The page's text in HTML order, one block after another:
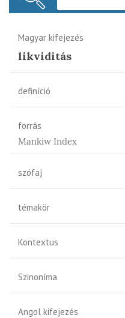
Magyar kifejezés
likviditás
definíció
forrás
Mankiw Index
szófaj
témakör
Kontextus
Szinoníma
Angol kifejezés